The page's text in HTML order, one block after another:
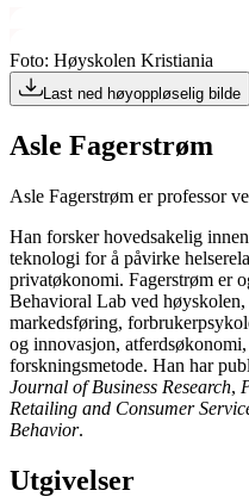
Foto: Høyskolen Kristiania
Last ned høyoppløselig bilde
Asle Fagerstrøm
Asle Fagerstrøm er professor
Han forsker hovedsakelig
teknologi for å påvirke
privatøkonomi. Fagerstrøm er
Behavioral Lab ved
markedsføring,
og innovasjon,
forskningsmetode. Han har
Journal of Business Research,
Retailing and Consumer
Behavior.
Utgivelser